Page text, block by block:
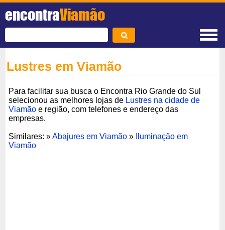
encontraViamão
Lustres em Viamão
Para facilitar sua busca o Encontra Rio Grande do Sul
selecionou as melhores lojas de Lustres na cidade de
Viamão e região, com telefones e endereço das
empresas.
Similares: »Abajures em Viamão »
Iluminação em
Viamão